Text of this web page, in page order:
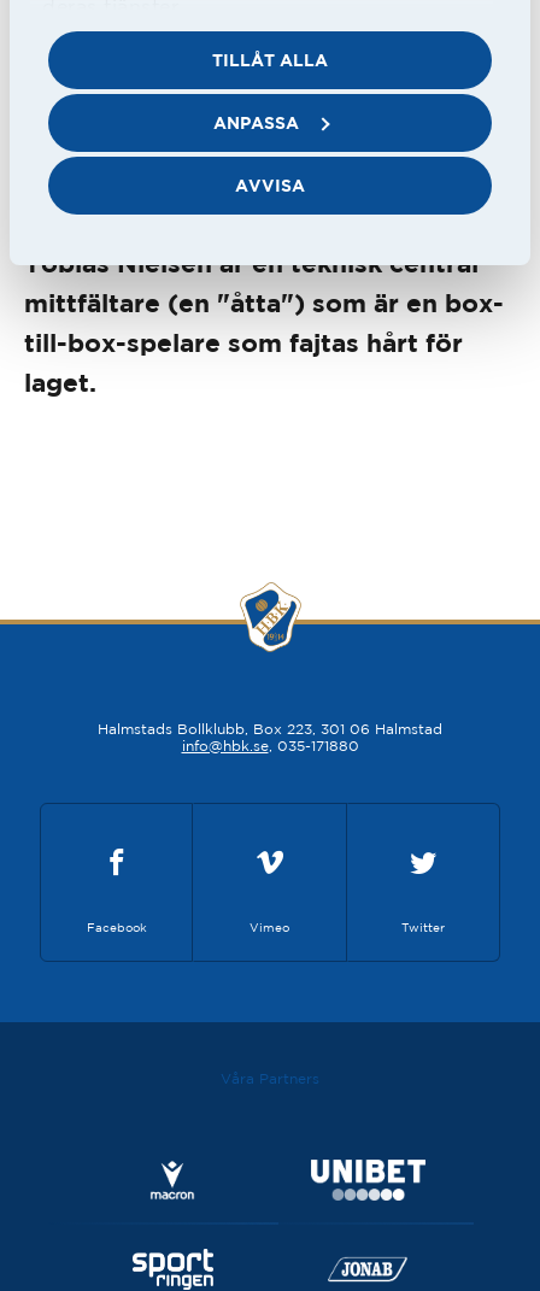
TILLÅT ALLA
ANPASSA
AVVISA
Oliver Bødker beskriver sig som en
hårt arbetande back som har gjort U-
landskamper för Danmark.
Tobias Nielsen är en teknisk central
mittfältare (en "åtta") som är en box-
till-box-spelare som fajtas hårt för
laget.
Halmstads Bollklubb, Box 223, 301 06 Halmstad
info@hbk.se, 035-171880
Facebook Vimeo Twitter
Våra Partners